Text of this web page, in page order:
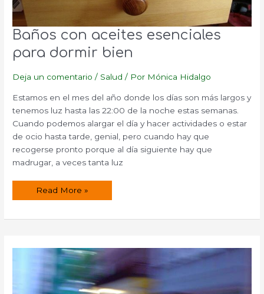
Baños con aceites esenciales
para dormir bien
Deja un comentario / Salud / Por Mónica Hidalgo
Estamos en el mes del año donde los días son más largos y
tenemos luz hasta las 22:00 de la noche estas semanas.
Cuando podemos alargar el día y hacer actividades o estar
de ocio hasta tarde, genial, pero cuando hay que
recogerse pronto porque al día siguiente hay que
madrugar, a veces tanta luz
Baños
para
Read More »